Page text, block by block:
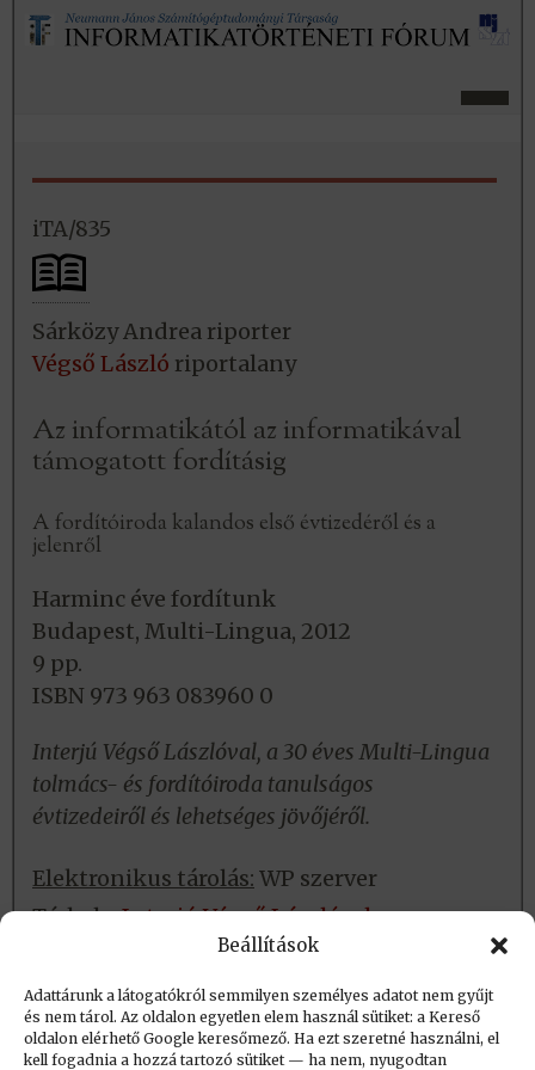
Beállítások
Adattárunk a látogatókról semmilyen személyes adatot nem gyűjt
és nem tárol. Az oldalon egyetlen elem használ sütiket: a Kereső
oldalon elérhető Google keresőmező. Ha ezt szeretné használni, el
kell fogadnia a hozzá tartozó sütiket — ha nem, nyugodtan
iTA/835
Sárközy Andrea riporter
Végső László riportalany
Az informatikától az informatikával
támogatott fordításig
A fordítóiroda kalandos első évtizedéről és a
jelenről
Harminc éve fordítunk
Budapest, Multi-Lingua, 2012
9 pp.
ISBN 973 963 083960 0
Interjú Végső Lászlóval, a 30 éves Multi-Lingua
tolmács- és fordítóiroda tanulságos
évtizedeiről és lehetséges jövőjéről.
Elektronikus tárolás: WP szerver
Tárhely:Interjú Végső Lászlóval
Létrehozva: 2017.12.11. 09:34